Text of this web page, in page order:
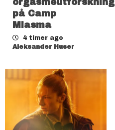
på Camp
Miasma
4 timer ago
Aleksander Huser